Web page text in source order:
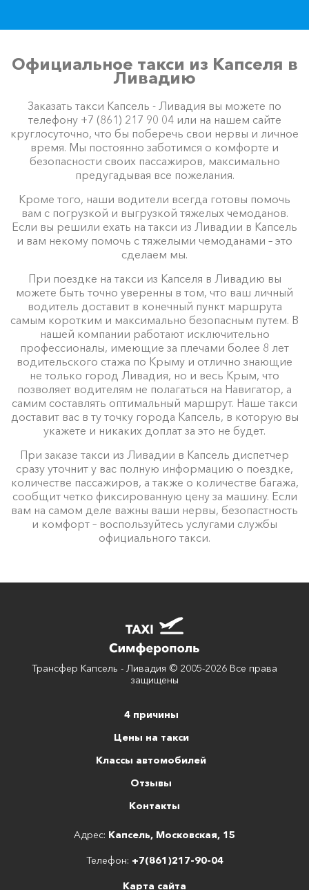
Официальное такси из Капселя в
Ливадию
Заказать такси Капсель - Ливадия вы можете по
телефону +7 (861) 217 90 04 или на нашем сайте
круглосуточно, что бы поберечь свои нервы и личное
время. Мы постоянно заботимся о комфорте и
безопасности своих пассажиров, максимально
предугадывая все пожелания.
Кроме того, наши водители всегда готовы помочь
вам с погрузкой и выгрузкой тяжелых чемоданов.
Если вы решили ехать на такси из Ливадии в Капсель
и вам некому помочь с тяжелыми чемоданами – это
сделаем мы.
При поездке на такси из Капселя в Ливадию вы
можете быть точно уверенны в том, что ваш личный
водитель доставит в конечный пункт маршрута
самым коротким и максимально безопасным путем. В
нашей компании работают исключительно
профессионалы, имеющие за плечами более 8 лет
водительского стажа по Крыму и отлично знающие
не только город Ливадия, но и весь Крым, что
позволяет водителям не полагаться на Навигатор, а
самим составлять оптимальный маршрут. Наше такси
доставит вас в ту точку города Капсель, в которую вы
укажете и никаких доплат за это не будет.
При заказе такси из Ливадии в Капсель диспетчер
сразу уточнит у вас полную информацию о поездке,
количестве пассажиров, а также о количестве багажа,
сообщит четко фиксированную цену за машину. Если
вам на самом деле важны ваши нервы, безопастность
и комфорт – воспользуйтесь услугами службы
официального такси.
Трансфер Капсель - Ливадия © 2005-2026 Все права
защищены
4 причины
Цены на такси
Классы автомобилей
Отзывы
Контакты
Адрес: Капсель, Московская, 15
Телефон: +7(861)217-90-04
Карта сайта